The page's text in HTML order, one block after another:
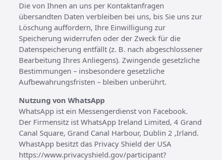
Die von Ihnen an uns per Kontaktanfragen
übersandten Daten verbleiben bei uns, bis Sie uns zur
Löschung auffordern, Ihre Einwilligung zur
Speicherung widerrufen oder der Zweck für die
Datenspeicherung entfällt (z. B. nach abgeschlossener
Bearbeitung Ihres Anliegens). Zwingende gesetzliche
Bestimmungen – insbesondere gesetzliche
Aufbewahrungsfristen – bleiben unberührt.
Nutzung von WhatsApp
WhatsApp ist ein Messengerdienst von Facebook.
Der Firmensitz ist WhatsApp Ireland Limited, 4 Grand
Canal Square, Grand Canal Harbour, Dublin 2 ,Irland.
WhastApp besitzt das Privacy Shield der USA
https://www.privacyshield.gov/participant?